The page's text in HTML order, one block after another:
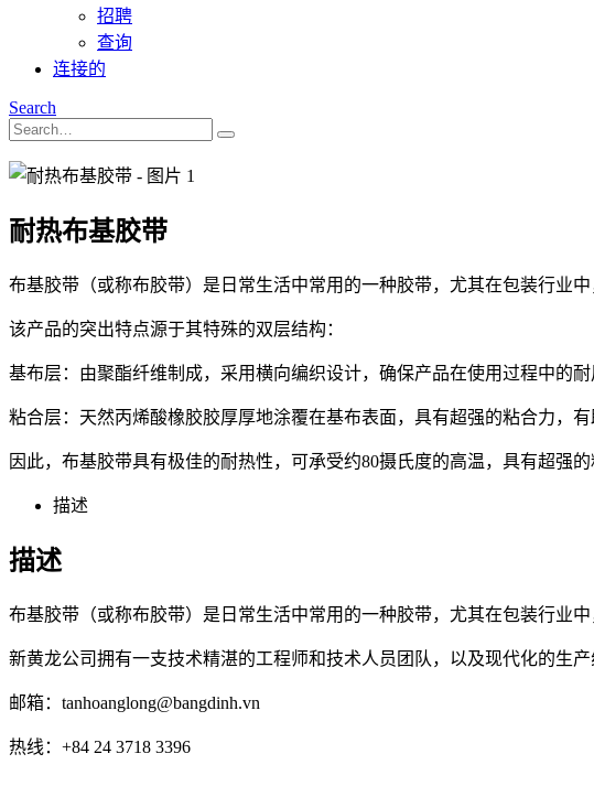
招聘
查询
连接的
Search
耐热布基胶带
布基胶带（或称布胶带）是日常生活中常用的一种胶带，尤其在包装行业
该产品的突出特点源于其特殊的双层结构：
基布层：由聚酯纤维制成，采用横向编织设计，确保产品在使用过程中的
粘合层：天然丙烯酸橡胶胶厚厚地涂覆在基布表面，具有超强的粘合力，有
因此，布基胶带具有极佳的耐热性，可承受约80摄氏度的高温，具有超强
描述
描述
布基胶带（或称布胶带）是日常生活中常用的一种胶带，尤其在包装行业
新黄龙公司拥有一支技术精湛的工程师和技术人员团队，以及现代化的生
邮箱：tanhoanglong@bangdinh.vn
热线：+84 24 3718 3396